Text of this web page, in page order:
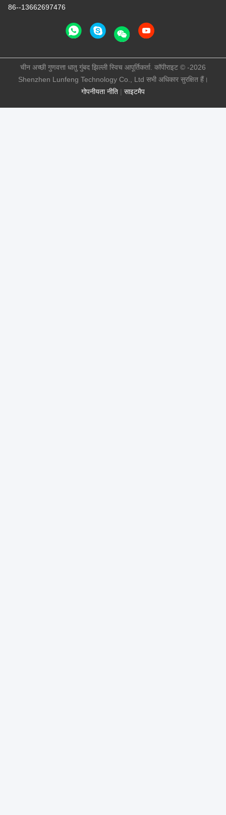
86--13662697476
गोपनीयता नीति | साइटमैप
चीन अच्छी गुणवत्ता धातु गुंबद झिल्ली स्विच आपूर्तिकर्ता. कॉपीराइट © -2026
Shenzhen Lunfeng Technology Co., Ltd सभी अधिकार सुरक्षित हैं।